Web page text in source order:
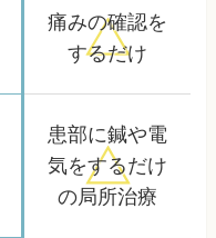
痛みの確認を
するだけ
患部に鍼や電
気をするだけ
の局所治療